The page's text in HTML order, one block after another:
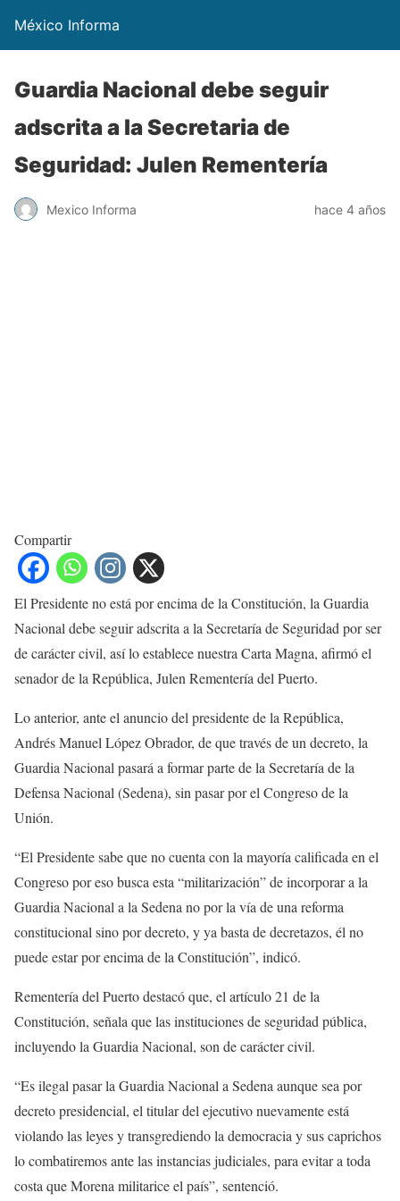
México Informa
Guardia Nacional debe seguir
adscrita a la Secretaria de
Seguridad: Julen Rementería
Mexico Informa hace 4 años
Compartir
El Presidente no está por encima de la Constitución, la Guardia
Nacional debe seguir adscrita a la Secretaría de Seguridad por ser
de carácter civil, así lo establece nuestra Carta Magna, afirmó el
senador de la República, Julen Rementería del Puerto.
Lo anterior, ante el anuncio del presidente de la República,
Andrés Manuel López Obrador, de que través de un decreto, la
Guardia Nacional pasará a formar parte de la Secretaría de la
Defensa Nacional (Sedena), sin pasar por el Congreso de la
Unión.
“El Presidente sabe que no cuenta con la mayoría calificada en el
Congreso por eso busca esta “militarización” de incorporar a la
Guardia Nacional a la Sedena no por la vía de una reforma
constitucional sino por decreto, y ya basta de decretazos, él no
puede estar por encima de la Constitución”, indicó.
Rementería del Puerto destacó que, el artículo 21 de la
Constitución, señala que las instituciones de seguridad pública,
incluyendo la Guardia Nacional, son de carácter civil.
“Es ilegal pasar la Guardia Nacional a Sedena aunque sea por
decreto presidencial, el titular del ejecutivo nuevamente está
violando las leyes y transgrediendo la democracia y sus caprichos
lo combatiremos ante las instancias judiciales, para evitar a toda
costa que Morena militarice el país”, sentenció.